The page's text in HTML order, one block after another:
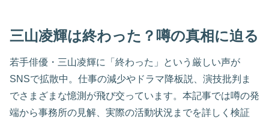
三山凌輝は終わった？噂の真相に迫る
若手俳優・三山凌輝に「終わった」という厳しい声が
SNSで拡散中。仕事の減少やドラマ降板説、演技批判ま
でさまざまな憶測が飛び交っています。本記事では噂の発
端から事務所の見解、実際の活動状況までを詳しく検証